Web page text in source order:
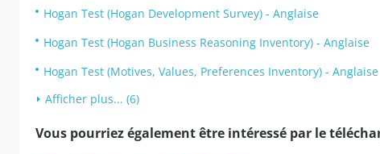
Hogan Test (Hogan Development Survey) - Anglaise
Hogan Test (Hogan Business Reasoning Inventory) - Anglaise
Hogan Test (Motives, Values, Preferences Inventory) - Anglaise
Afficher plus... (6)
Vous pourriez également être intéressé par le